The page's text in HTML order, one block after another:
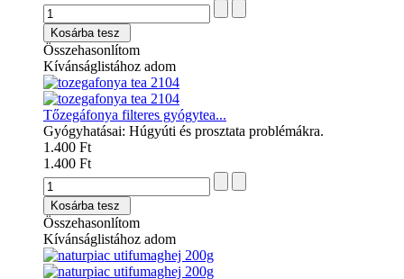
Kosárba tesz
Összehasonlítom
Kívánságlistához adom
Tőzegáfonya filteres gyógytea...
Gyógyhatásai: Húgyúti és prosztata problémákra.
1.400 Ft
1.400 Ft
Kosárba tesz
Összehasonlítom
Kívánságlistához adom